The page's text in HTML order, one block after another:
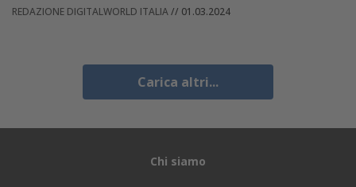
REDAZIONE DIGITALWORLD ITALIA// 01.03.2024
Carica altri...
Chi siamo